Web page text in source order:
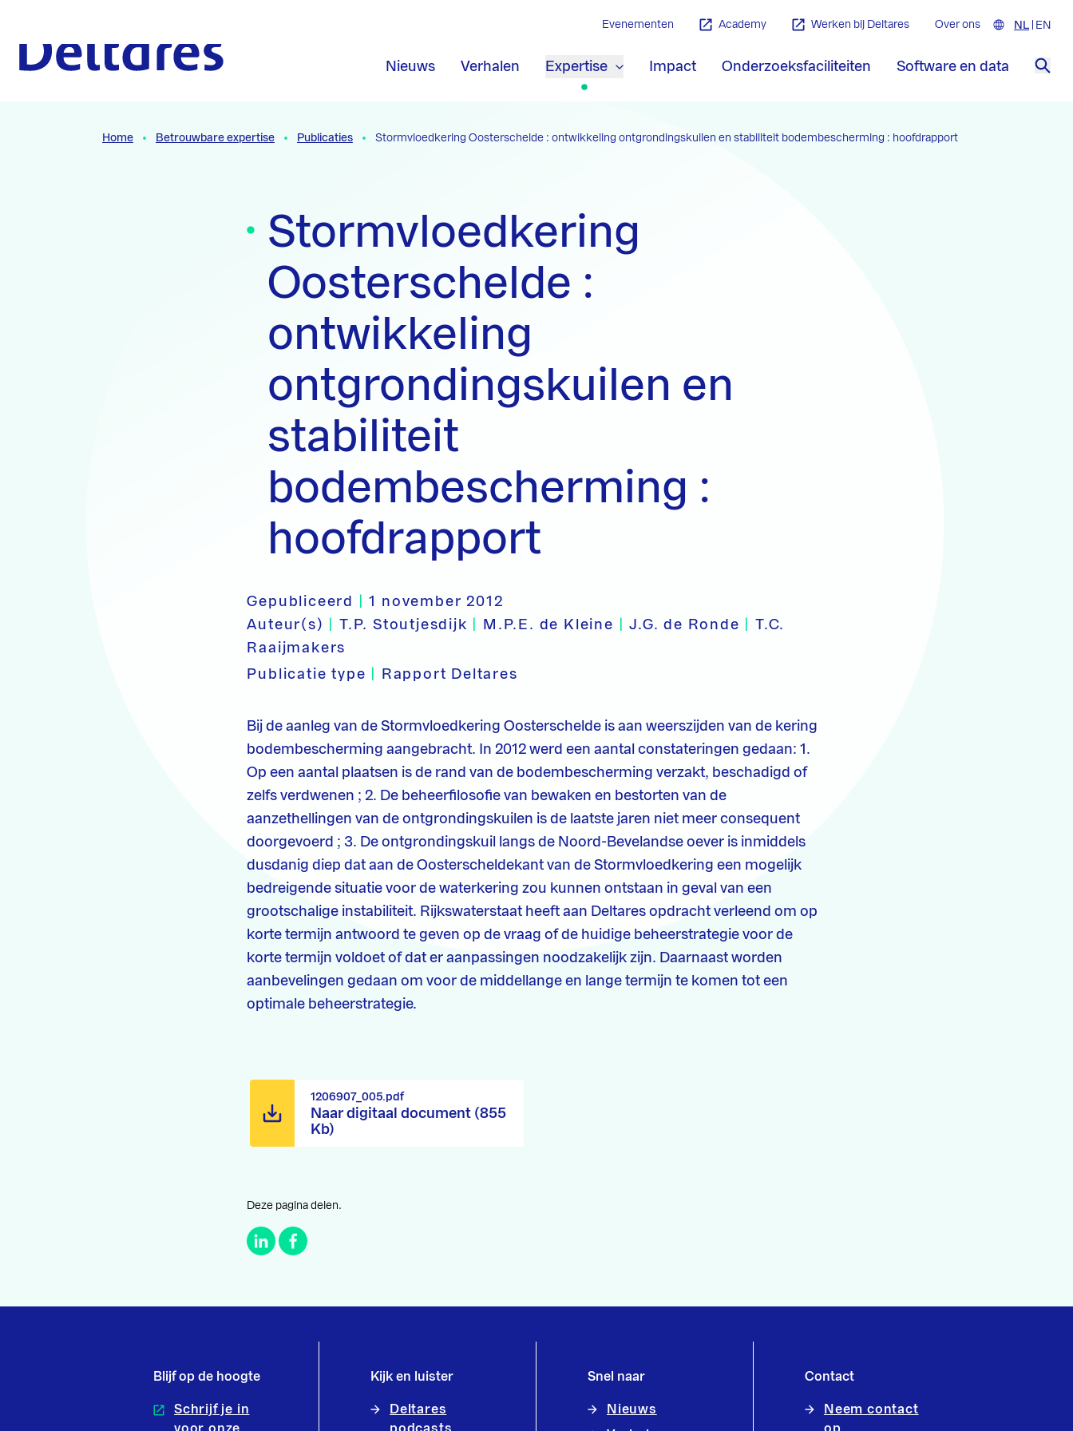
Nieuws Verhalen Expertise Impact Onderzoeksfaciliteiten
Software en data
Evenementen Academy Werken bij Deltares Over ons NL EN
Home Betrouwbare expertise Publicaties Stormvloedkering Oosterschelde : ontwikkeling ontgrondingskuilen en stabiliteit bodembescherming : hoofdrapport
Stormvloedkering
Oosterschelde :
ontwikkeling
ontgrondingskuilen en
stabiliteit
bodembescherming :
hoofdrapport
Gepubliceerd |1 november 2012
Auteur(s)
T.P. Stoutjesdijk M.P.E. de Kleine |J.G. de Ronde
T.C.
Raaijmakers
Publicatie type
Rapport Deltares
Bij de aanleg van de Stormvloedkering Oosterschelde is aan weerszijden van de kering
bodembescherming aangebracht. In 2012 werd een aantal constateringen gedaan: 1.
Op een aantal plaatsen is de rand van de bodembescherming verzakt, beschadigd of
zelfs verdwenen ; 2. De beheerfilosofie van bewaken en bestorten van de
aanzethellingen van de ontgrondingskuilen is de laatste jaren niet meer consequent
doorgevoerd ; 3. De ontgrondingskuil langs de Noord-Bevelandse oever is inmiddels
dusdanig diep dat aan de Oosterscheldekant van de Stormvloedkering een mogelijk
bedreigende situatie voor de waterkering zou kunnen ontstaan in geval van een
grootschalige instabiliteit. Rijkswaterstaat heeft aan Deltares opdracht verleend om op
korte termijn antwoord te geven op de vraag of de huidige beheerstrategie voor de
korte termijn voldoet of dat er aanpassingen noodzakelijk zijn. Daarnaast worden
aanbevelingen gedaan om voor de middellange en lange termijn te komen tot een
optimale beheerstrategie.
Naar digitaal document (855
Kb)
1206907_005.pdf
Deze pagina delen.
Blijf op de hoogte
Schrijf je in
Kijk en luister
Deltares
Snel naar
Nieuws
Contact
Neem contact